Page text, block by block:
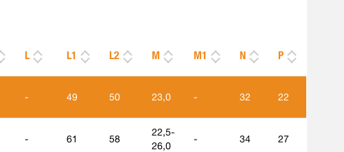
L L1 L2 M M1 N P
- 49 50 23,0 - 32 22
- 61 58
22,5-
26,0
- 34 27